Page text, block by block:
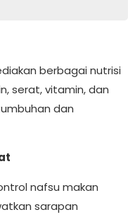
berbagai nutrisi
serat, vitamin, dan
dan
nafsu makan
sarapan